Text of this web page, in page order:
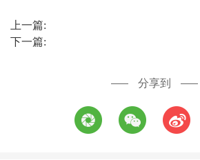
上一篇:
下一篇:
分享到